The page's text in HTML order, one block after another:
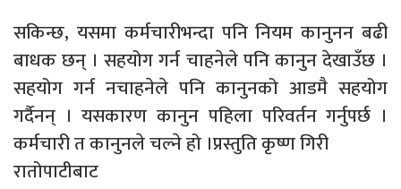
सकिन्छ, यसमा कर्मचारीभन्दा पनि नियम कानुनन बढी
बाधक छन् । सहयोग गर्न चाहनेले पनि कानुन देखाउँछ ।
सहयोग गर्न नचाहनेले पनि कानुनको आडमै सहयोग
गर्दैनन् । यसकारण कानुन पहिला परिवर्तन गर्नुपर्छ ।
कर्मचारी त कानुनले चल्ने हो ।प्रस्तुति कृष्ण गिरी
रातोपाटीबाट